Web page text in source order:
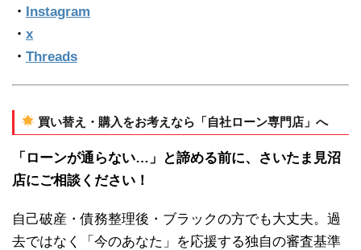
・ Instagram
・ x
・ Threads
買い替え・購入をお考えなら「自社ローン専門店」へ
「ローンが通らない…」と諦める前に、さいたま見沼
店にご相談ください！
自己破産・債務整理後・ブラックの方でも大丈夫。過
去ではなく「今のあなた」を応援する独自の審査基準